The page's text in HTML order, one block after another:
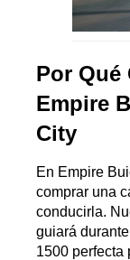
Por Qué
Empire
City
En Empire
comprar una
conducirla.
guiará
1500 perfecta